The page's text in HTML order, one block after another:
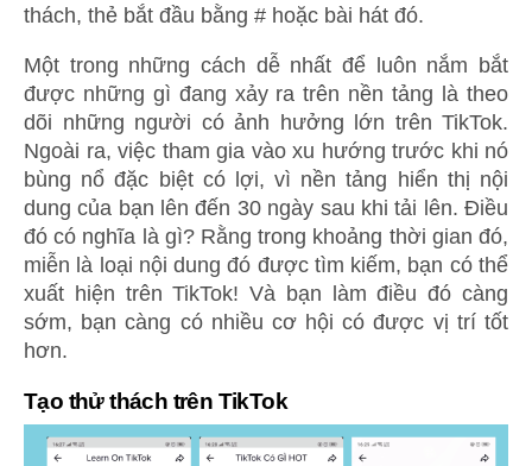
thách, thẻ bắt đầu bằng # hoặc bài hát đó.
Một trong những cách dễ nhất để luôn nắm bắt
được những gì đang xảy ra trên nền tảng là theo
dõi những người có ảnh hưởng lớn trên TikTok.
Ngoài ra, việc tham gia vào xu hướng trước khi nó
bùng nổ đặc biệt có lợi, vì nền tảng hiển thị nội
dung của bạn lên đến 30 ngày sau khi tải lên. Điều
đó có nghĩa là gì? Rằng trong khoảng thời gian đó,
miễn là loại nội dung đó được tìm kiếm, bạn có thể
xuất hiện trên TikTok! Và bạn làm điều đó càng
sớm, bạn càng có nhiều cơ hội có được vị trí tốt
hơn.
Tạo thử thách trên TikTok